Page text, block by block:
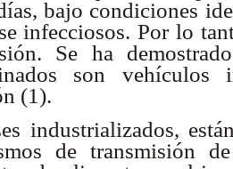
bajo condiciones
infecciosos. Por lo
Se ha
son
(1).
industrializados,
de transmisión